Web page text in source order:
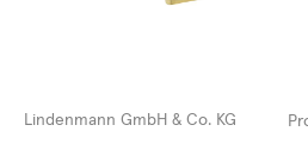
Lindenmann GmbH & Co. KG